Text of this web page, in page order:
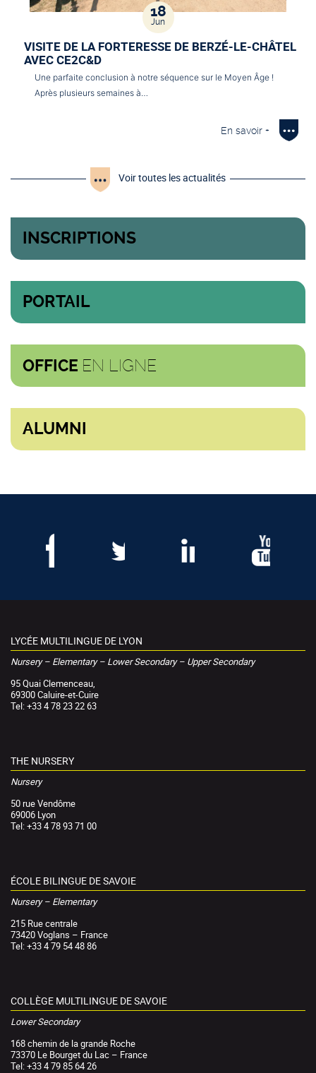
18
Jun
VISITE DE LA FORTERESSE DE BERZÉ-LE-CHÂTEL
AVEC CE2C&D
Une parfaite conclusion à notre séquence sur le Moyen Âge !
Après plusieurs semaines à…
En savoir +
Voir toutes les actualités
INSCRIPTIONS
PORTAIL
OFFICE EN LIGNE
ALUMNI
LYCÉE MULTILINGUE DE LYON
Nursery – Elementary – Lower Secondary – Upper Secondary
95 Quai Clemenceau,
69300 Caluire-et-Cuire
Tel: +33 4 78 23 22 63
THE NURSERY
Nursery
50 rue Vendôme
69006 Lyon
Tel: +33 4 78 93 71 00
ÉCOLE BILINGUE DE SAVOIE
Nursery – Elementary
215 Rue centrale
73420 Voglans – France
Tel: +33 4 79 54 48 86
COLLÈGE MULTILINGUE DE SAVOIE
Lower Secondary
168 chemin de la grande Roche
73370 Le Bourget du Lac – France
Tel: +33 4 79 85 64 26